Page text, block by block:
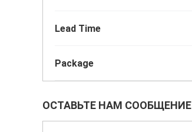
Lead Time
Package
ОСТАВЬТЕ НАМ СООБЩЕНИЕ